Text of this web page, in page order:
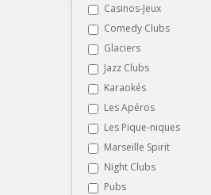
Casinos-Jeux
Comedy Clubs
Glaciers
Jazz Clubs
Karaokés
Les Apéros
Les Pique-niques
Marseille Spirit
Night Clubs
Pubs